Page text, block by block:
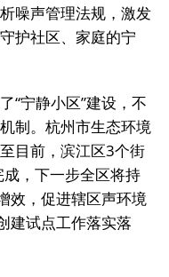
噪声管理法规，激发
护社区、家庭的宁
“宁静小区”建设，不
制。杭州市生态环境
目前，滨江区3个街
成，下一步全区将持
效，促进辖区声环境
建试点工作落实落